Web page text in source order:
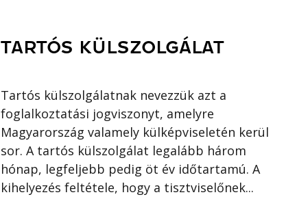
TARTÓS KÜLSZOLGÁLAT
Tartós külszolgálatnak nevezzük azt a
foglalkoztatási jogviszonyt, amelyre
Magyarország valamely külképviseletén kerül
sor. A tartós külszolgálat legalább három
hónap, legfeljebb pedig öt év időtartamú. A
kihelyezés feltétele, hogy a tisztviselőnek...